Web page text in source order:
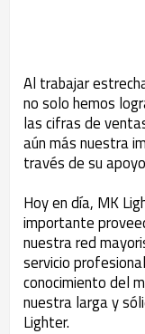
Al trabajar
no solo hemos
las cifras de
aún más nuestra
través de su
Hoy en día, MK
importante
nuestra red
servicio
conocimiento del
nuestra larga y
Lighter.